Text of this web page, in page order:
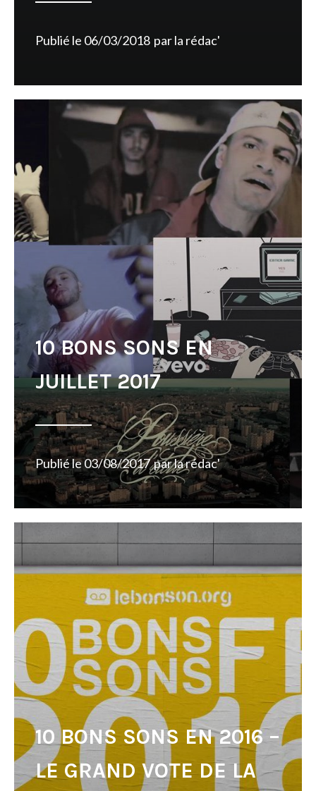
Publié le 06/03/2018 parla rédac'
10 BONS SONS EN
JUILLET 2017
Publié le03/08/2017 parla rédac'
10 BONS SONS EN 2016 –
LE GRAND VOTE DE LA